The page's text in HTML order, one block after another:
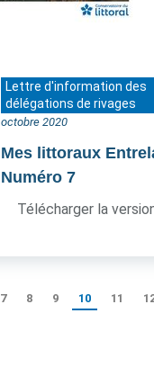
Lettre d'information des
délégations de rivages
octobre 2020
Mes littoraux
Numéro 7
Télécharger la
7 8 9 10 11